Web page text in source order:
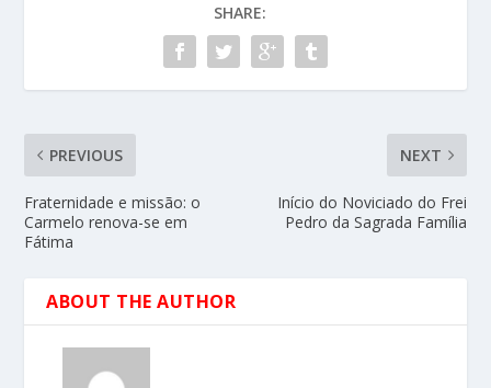
SHARE:
PREVIOUS
Fraternidade e missão: o
Carmelo renova-se em
Fátima
NEXT
Início do Noviciado do Frei
Pedro da Sagrada Família
ABOUT THE AUTHOR